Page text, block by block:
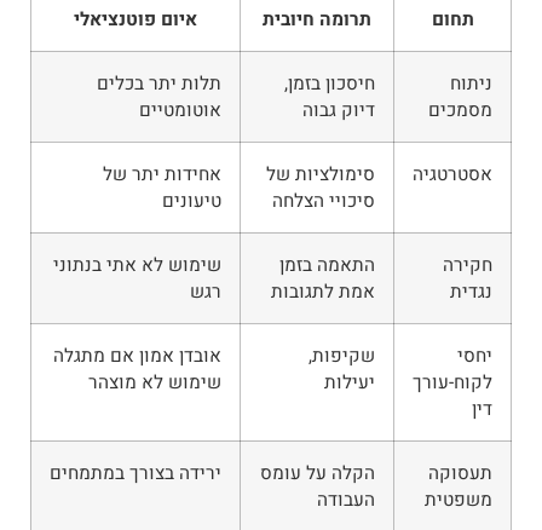
תחום תרומה חיובית איום פוטנציאלי
ניתוח
מסמכים
חיסכון בזמן,
דיוק גבוה
תלות יתר בכלים
אוטומטיים
אסטרטגיה
סימולציות של
סיכויי הצלחה
אחידות יתר של
טיעונים
חקירה
נגדית
התאמה בזמן
אמת לתגובות
שימוש לא אתי בנתוני
רגש
יחסי
לקוח-עורך
דין
שקיפות,
יעילות
אובדן אמון אם מתגלה
שימוש לא מוצהר
תעסוקה
משפטית
הקלה על עומס
העבודה
ירידה בצורך במתמחים